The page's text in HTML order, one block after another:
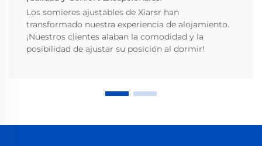
Los somieres ajustables de Xiarsr han
transformado nuestra experiencia de alojamiento.
¡Nuestros clientes alaban la comodidad y la
posibilidad de ajustar su posición al dormir!